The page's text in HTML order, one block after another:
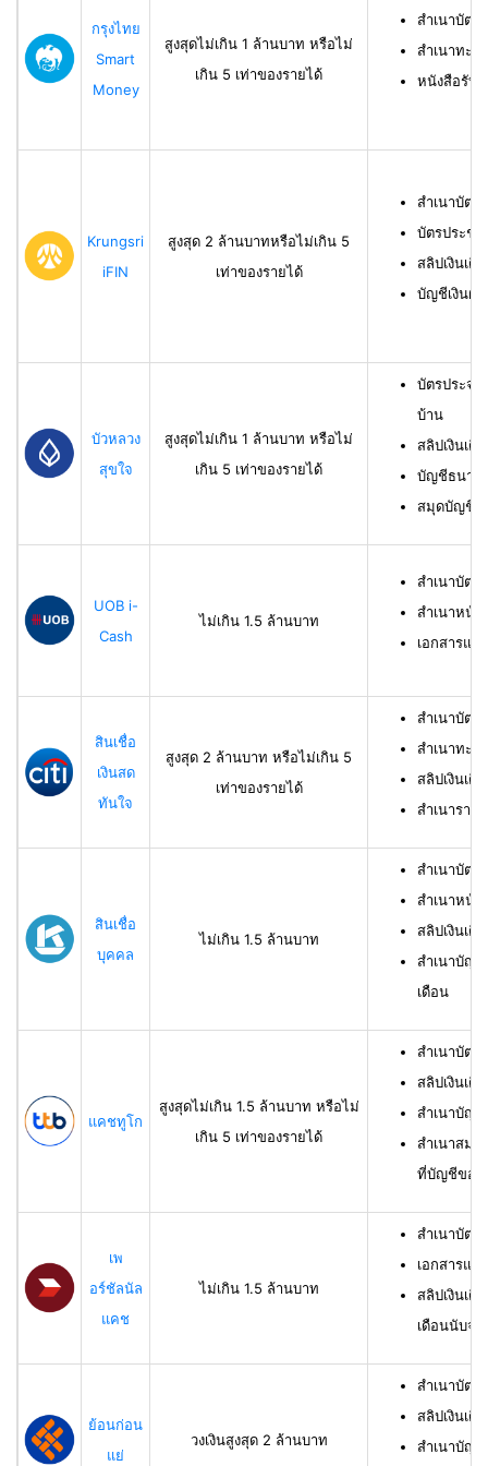
กรุงไทย
Smart
Money
สูงสุดไม่เกิน 1 ล้านบาท หรือไม่
เกิน 5 เท่าของรายได้
สำเนาบัตร
สำเนาทะเ
หนังสือรับร
Krungsri
iFIN
สูงสุด 2 ล้านบาทหรือไม่เกิน 5
เท่าของรายได้
สำเนาบัตร
บัตรประช
สลิปเงินเดื
บัญชีเงินฝา
บัวหลวง
สุขใจ
สูงสุดไม่เกิน 1 ล้านบาท หรือไม่
เกิน 5 เท่าของรายได้
บัตรประจำ
บ้าน
สลิปเงินเดื
บัญชีธนาคา
สมุดบัญชีธ
UOB i-
Cash
ไม่เกิน 1.5 ล้านบาท
สำเนาบัตร
สำเนาหน้
เอกสารแส
สินเชื่อ
เงินสด
ทันใจ
สูงสุด 2 ล้านบาท หรือไม่เกิน 5
เท่าของรายได้
สำเนาบัตร
สำเนาทะเ
สลิปเงินเดื
สำเนาราย
สินเชื่อ
บุคคล
ไม่เกิน 1.5 ล้านบาท
สำเนาบัตร
สำเนาหน้
สลิปเงินเดื
สำเนาบัญชี
เดือน
แคชทูโก
สูงสุดไม่เกิน 1.5 ล้านบาท หรือไม่
เกิน 5 เท่าของรายได้
สำเนาบัตร
สลิปเงินเดื
สำเนาบัญ
สำเนาสมุด
ที่บัญชีของ
เพ
อร์ชัลนัล
แคช
ไม่เกิน 1.5 ล้านบาท
สำเนาบัตร
เอกสารแส
สลิปเงินเ
เดือนนับจ
ย้อนก่อน
แย่
วงเงินสูงสุด 2 ล้านบาท
สำเนาบัต
สลิปเงินเดื
สำเนาบัญชี